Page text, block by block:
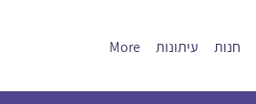
חנות עיתונות More